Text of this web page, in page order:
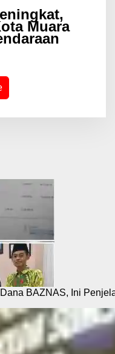
Muara
BAZNAS, Ini